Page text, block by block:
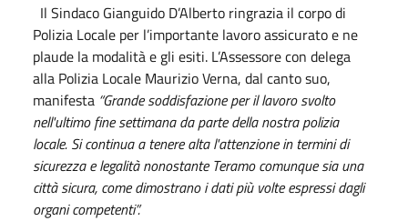
Il Sindaco Gianguido D’Alberto ringrazia il corpo di
Polizia Locale per l’importante lavoro assicurato e ne
plaude la modalità e gli esiti. L’Assessore con delega
alla Polizia Locale Maurizio Verna, dal canto suo,
manifesta “Grande soddisfazione per il lavoro svolto
nell'ultimo fine settimana da parte della nostra polizia
locale. Si continua a tenere alta l'attenzione in termini di
sicurezza e legalità nonostante Teramo comunque sia una
città sicura, come dimostrano i dati più volte espressi dagli
organi competenti”.